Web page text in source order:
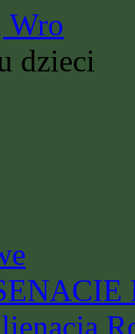
Wro
dzieci